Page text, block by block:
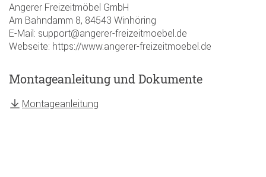
Angerer Freizeitmöbel GmbH
Am Bahndamm 8, 84543 Winhöring
E-Mail: support@angerer-freizeitmoebel.de
Webseite: https://www.angerer-freizeitmoebel.de
Montageanleitung und Dokumente
Montageanleitung